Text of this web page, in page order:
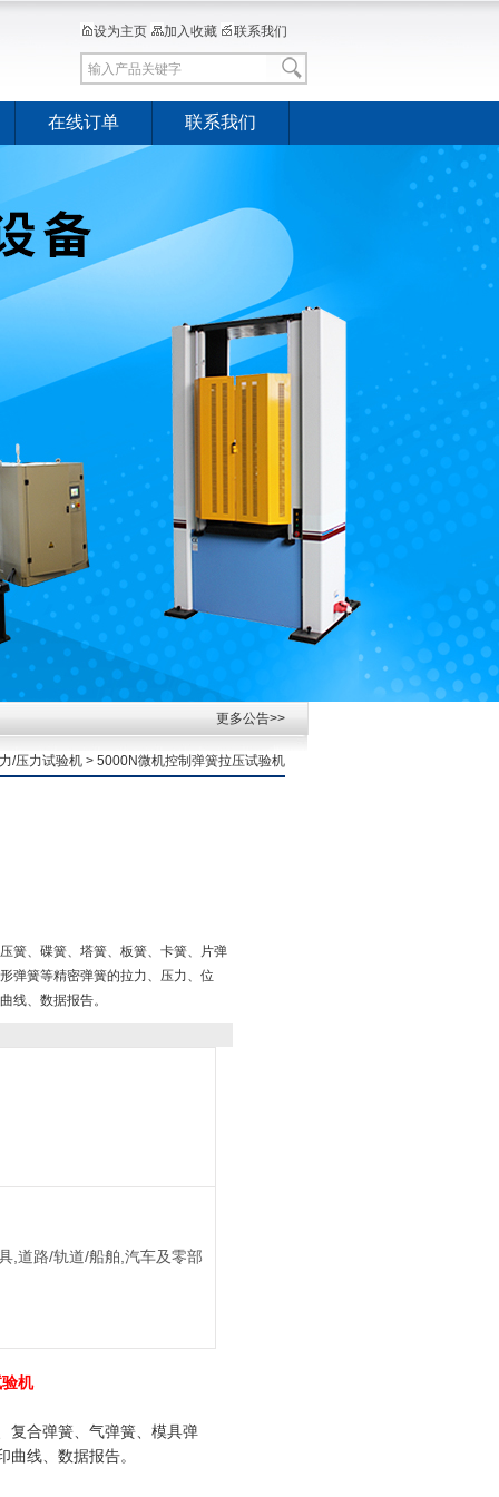
设为主页 加入收藏 联系我们
在线订单 联系我们
更多公告>>
/压力试验机 > 5000N微机控制弹簧拉压试验机
簧、碟簧、塔簧、板簧、卡簧、片弹
弹簧等精密弹簧的拉力、压力、位
线、数据报告。
,道路/轨道/船舶,汽车及零部
机
复合弹簧、气弹簧、模具弹
线、数据报告。